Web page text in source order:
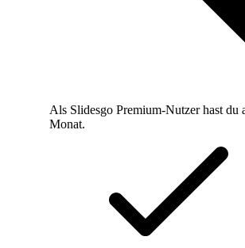
Als Slidesgo Premium-Nutzer hast
Monat.